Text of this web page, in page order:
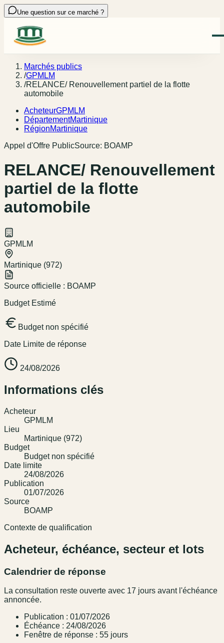
Une question sur ce marché ?
Marchés publics
/GPMLM
/RELANCE/ Renouvellement partiel de la flotte
automobile
AcheteurGPMLM
DépartementMartinique
RégionMartinique
Appel d'Offre PublicSource: BOAMP
RELANCE/ Renouvellement
partiel de la flotte
automobile
GPMLM
Martinique (972)
Source officielle : BOAMP
Budget Estimé
Budget non spécifié
Date Limite de réponse
24/08/2026
Informations clés
Acheteur
GPMLM
Lieu
Martinique (972)
Budget
Budget non spécifié
Date limite
24/08/2026
Publication
01/07/2026
Source
BOAMP
Contexte de qualification
Acheteur, échéance, secteur et lots
Calendrier de réponse
La consultation reste ouverte avec 17 jours avant l'échéance
annoncée.
Publication : 01/07/2026
Échéance : 24/08/2026
Fenêtre de réponse : 55 jours